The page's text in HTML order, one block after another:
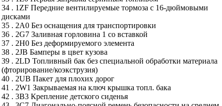
34 . 1ZF Передние вентилируемые тормоза с 16-дюймовыми
дисками
35 . 2A0 Без оснащения для транспортировки
36 . 2G7 Заливная горловина 1 со вставкой
37 . 2H0 Без деформируемого элемента
38 . 2JB Бамперы в цвет кузова
39 . 2LD Топливный бак без специальной обработки материала
(фторирование/коэкструзия)
40 . 2UB Пакет для плохих дорог
41 . 2W1 Закрываемая на ключ крышка топл. бака
42 . 3B3 Крепление детского сиденья